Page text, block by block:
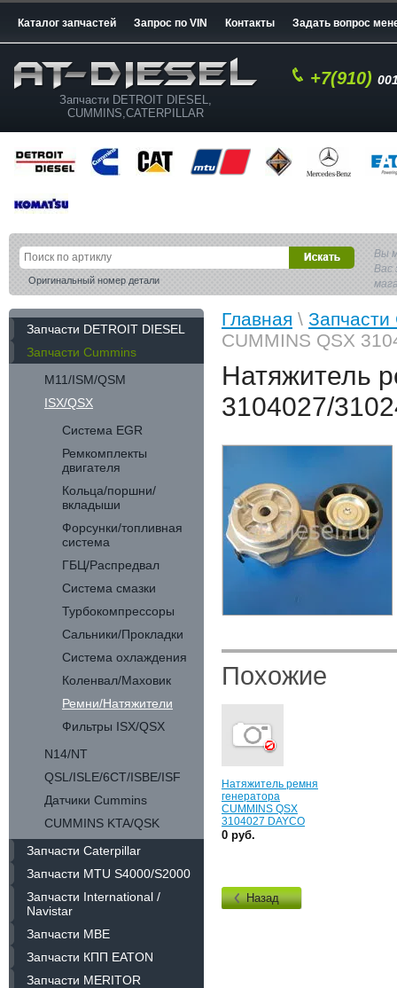
Каталог запчастей Запрос по VIN Контакты Задать вопрос
Запчасти DETROIT DIESEL,
CUMMINS,CATERPILLAR
+7(910)
Оригинальный номер детали
Вы
Вас
Запчасти DETROIT DIESEL
Запчасти Cummins
M11/ISM/QSM
ISX/QSX
Система EGR
Ремкомплекты
двигателя
Кольца/поршни/
вкладыши
Форсунки/топливная
система
ГБЦ/Распредвал
Система смазки
Турбокомпрессоры
Сальники/Прокладки
Система охлаждения
Коленвал/Маховик
Ремни/Натяжители
Фильтры ISX/QSX
N14/NT
QSL/ISLE/6CT/ISBE/ISF
Датчики Cummins
CUMMINS KTA/QSK
Запчасти Caterpillar
Запчасти MTU S4000/S2000
Запчасти International /
Navistar
Запчасти MBE
Запчасти КПП EATON
Запчасти MERITOR
Главная \
CUMMINS QSX
Натяжитель
3104027/
Похожие
Натяжитель ремня
генератора
CUMMINS QSX
3104027 DAYCO
0 руб.
Назад